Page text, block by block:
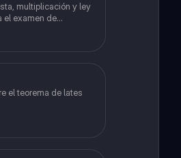
multiplicación y ley
el examen de
el teorema de lates